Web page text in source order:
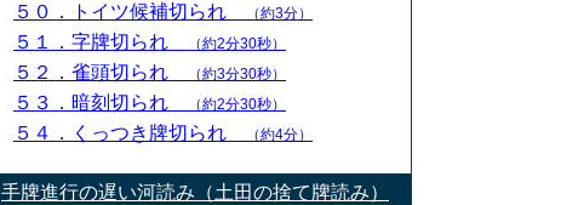
５０．トイツ候補切られ （約3分）
５１．字牌切られ （約2分30秒）
５２．雀頭切られ （約3分30秒）
５３．暗刻切られ （約2分30秒）
５４．くっつき牌切られ （約4分）
手牌進行の遅い河読み（土田の捨て牌読み）